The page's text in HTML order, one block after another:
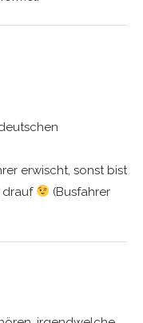
erwischt, sonst bist
drauf
(Busfahrer